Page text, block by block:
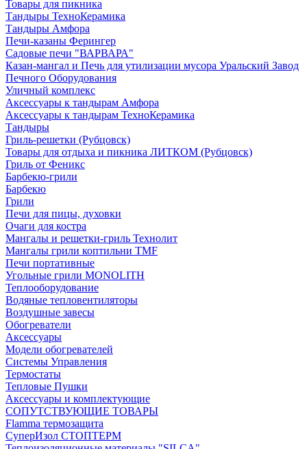
Товары для пикника
Тандыры ТехноКерамика
Тандыры Амфора
Печи-казаны Ферингер
Садовые печи "ВАРВАРА"
Казан-мангал и Печь для утилизации мусора Уральский Завод
Печного Оборудования
Уличный комплекс
Аксессуары к тандырам Амфора
Аксессуары к тандырам ТехноКерамика
Тандыры
Гриль-решетки (Рубцовск)
Товары для отдыха и пикника ЛИТКОМ (Рубцовск)
Гриль от Феникс
Барбекю-грили
Барбекю
Грили
Печи для пицы, духовки
Очаги для костра
Мангалы и решетки-гриль Технолит
Мангалы грили коптильни TMF
Печи портативные
Угольные грили MONOLITH
Теплооборудование
Водяные тепловентиляторы
Воздушные завесы
Обогреватели
Аксессуары
Модели обогревателей
Системы Управления
Термостаты
Тепловые Пушки
Аксессуары и комплектующие
СОПУТСТВУЮЩИЕ ТОВАРЫ
Flamma термозащита
СуперИзол СТОПТЕРМ